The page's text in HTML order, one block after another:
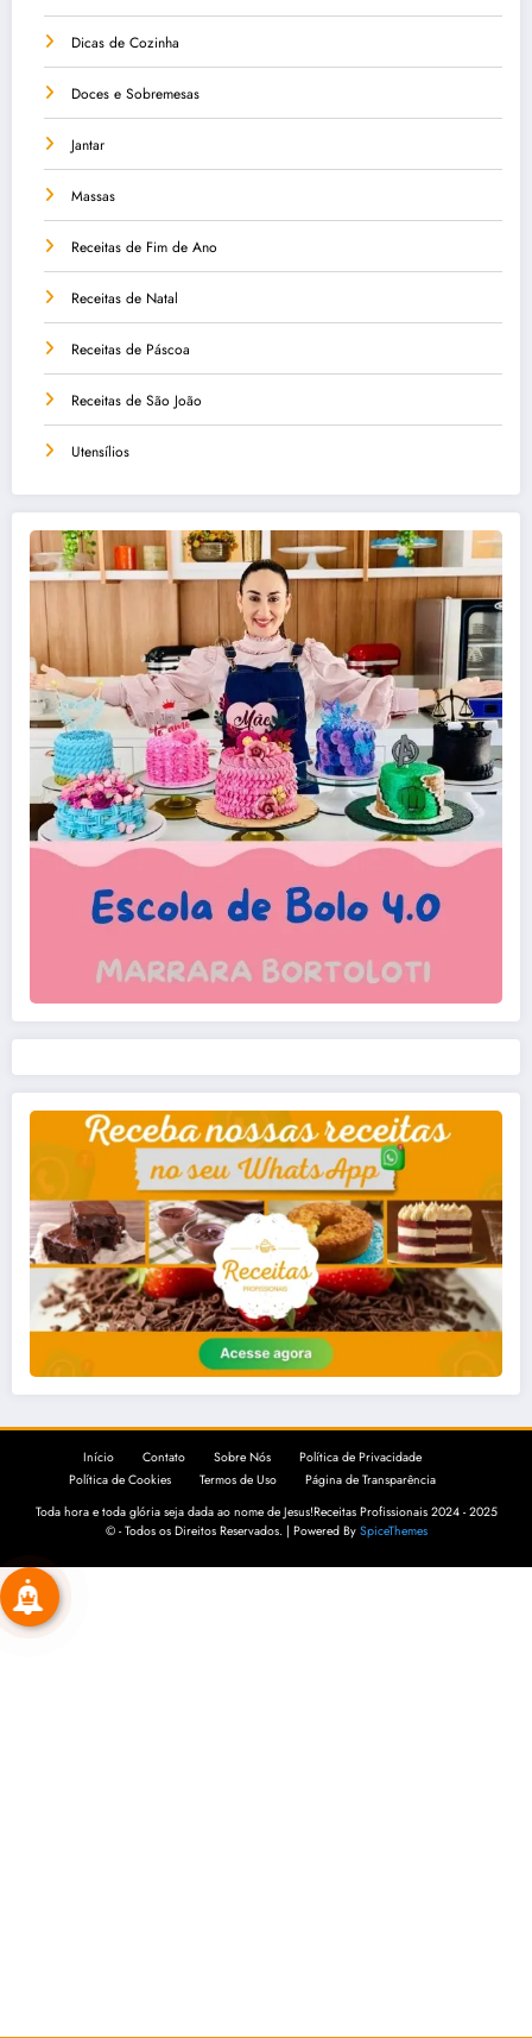
Dicas de Cozinha
Doces e Sobremesas
Jantar
Massas
Receitas de Fim de Ano
Receitas de Natal
Receitas de Páscoa
Receitas de São João
Utensílios
Início Contato Sobre Nós
Política de Privacidade
Política de Cookies
Termos de Uso
Página de Transparência
Toda hora e toda glória seja dada ao nome de Jesus!Receitas Profissionais 2024 - 2025
© - Todos os Direitos Reservados. | Powered By SpiceThemes